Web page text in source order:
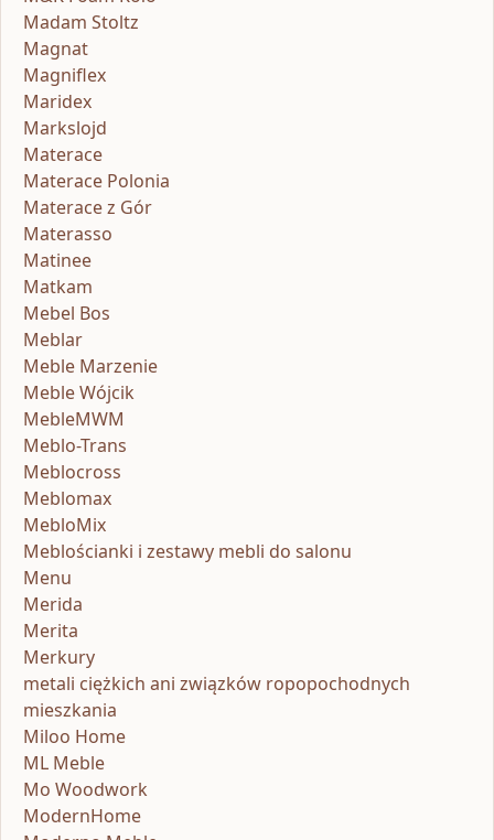
Madam Stoltz
Magnat
Magniflex
Maridex
Markslojd
Materace
Materace Polonia
Materace z Gór
Materasso
Matinee
Matkam
Mebel Bos
Meblar
Meble Marzenie
Meble Wójcik
MebleMWM
Meblo-Trans
Meblocross
Meblomax
MebloMix
Meblościanki i zestawy mebli do salonu
Menu
Merida
Merita
Merkury
metali ciężkich ani związków ropopochodnych
mieszkania
Miloo Home
ML Meble
Mo Woodwork
ModernHome